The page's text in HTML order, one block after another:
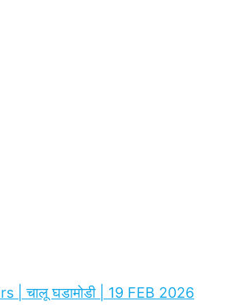
| चालू घडामोडी | 19 FEB 2026